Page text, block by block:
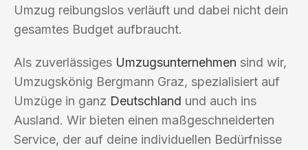
Umzug reibungslos verläuft und dabei nicht dein
gesamtes Budget aufbraucht.
Als zuverlässiges Umzugsunternehmen sind wir,
Umzugskönig Bergmann Graz, spezialisiert auf
Umzüge in ganz Deutschland und auch ins
Ausland. Wir bieten einen maßgeschneiderten
Service, der auf deine individuellen Bedürfnisse